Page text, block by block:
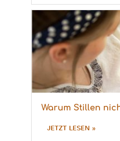
Warum Stillen
JETZT LESEN »